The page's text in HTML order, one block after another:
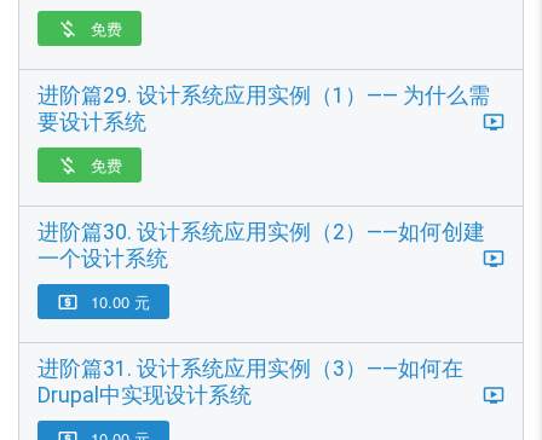
 免费
进阶篇29. 设计系统应用实例（1）—— 为什么需
要设计系统
 免费
进阶篇30. 设计系统应用实例（2）——如何创建
一个设计系统
 10.00 元
进阶篇31. 设计系统应用实例（3）——如何在
Drupal中实现设计系统